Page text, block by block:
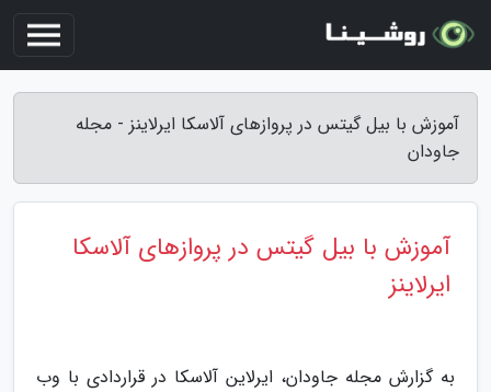
آموزش با بیل گیتس در پروازهای آلاسکا ایرلاینز - مجله
جاودان
آموزش با بیل گیتس در پروازهای آلاسکا
ایرلاینز
به گزارش مجله جاودان، ایرلاین آلاسکا در قراردادی با وب